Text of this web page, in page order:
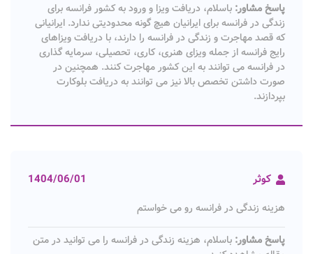
پاسخ مشاور: باسلام، دریافت ویزا و ورود به کشور فرانسه برای
زندگی در فرانسه برای ایرانیان هیچ گونه محدودیتی ندارد. ایرانیانی
که قصد مهاجرت و زندگی در فرانسه را دارند، با دریافت ویزاهای
رایج فرانسه از جمله ویزای هنری، کاری، تحصیلی، سرمایه گذاری
در فرانسه می توانند به این کشور مهاجرت کنند. همچنین در
صورت داشتن تخصص بالا نیز می توانند به دریافت بلوکارت
بپردازند.
کوثر 1404/06/01
هزینه زندگی در فرانسه رو می خواستم
پاسخ مشاور: باسلام، هزینه زندگی در فرانسه را می توانید در متن